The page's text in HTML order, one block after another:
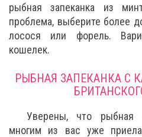
рыбная запеканка из
проблема, выберите более
лосося или форель.
кошелек.
РЫБНАЯ ЗАПЕКАНКА С
Уверены, что рыбная
многим из вас уже